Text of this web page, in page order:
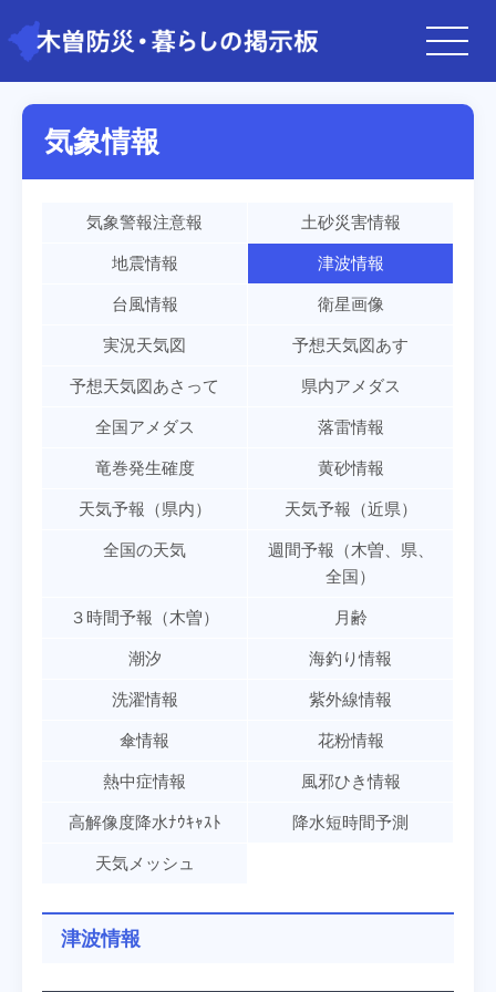
気象情報
気象警報注意報 土砂災害情報
地震情報 津波情報
台風情報 衛星画像
実況天気図 予想天気図あす
予想天気図あさって 県内アメダス
全国アメダス 落雷情報
竜巻発生確度 黄砂情報
天気予報（県内） 天気予報（近県）
全国の天気
週間予報（木曽、県、
全国）
３時間予報（木曽） 月齢
潮汐 海釣り情報
洗濯情報 紫外線情報
傘情報 花粉情報
熱中症情報 風邪ひき情報
高解像度降水ﾅｳｷｬｽﾄ 降水短時間予測
天気メッシュ
津波情報